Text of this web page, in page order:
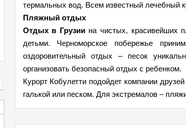
термальных вод. Всем известный лечебный
Пляжный отдых
Отдых в Грузиина чистых, красивейших
детьми. Черноморское побережье
оздоровительный отдых – песок
организовать безопасный отдых с ребенком.
Курорт Кобулетти подойдет компании
галькой или песком. Для экстремалов –